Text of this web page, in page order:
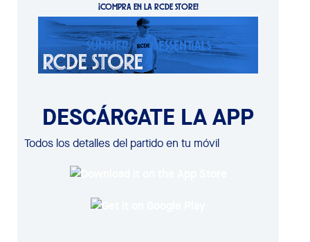
¡COMPRA EN LA RCDE STORE!
DESCÁRGATE LA APP
Todos los detalles del partido en tu móvil